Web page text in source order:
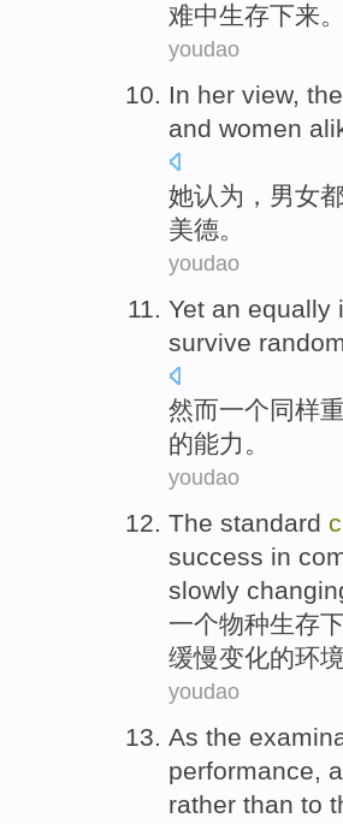
难中生存下来。
youdao
In her view,
and women
她认为 ， 男女
美德。
youdao
Yet an equally
survive random
然而一个同样
的能力 。
youdao
The standard
success in
slowly
一个物种生存
缓慢变化的环境
youdao
As the
performance
rather than to